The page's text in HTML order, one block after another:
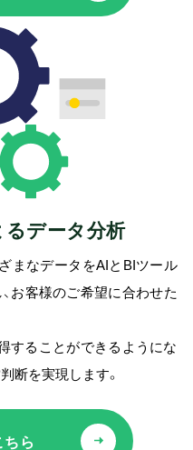
データ分析
まなデータをAIとBIツール
お客様のご希望に合わせた
することができるようにな
断を実現します。
ちら